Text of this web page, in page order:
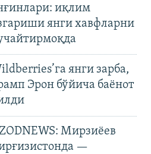
иқлим
янги хавфларни
янги зарба,
Эрон бўйича баёнот
Мирзиёев
—